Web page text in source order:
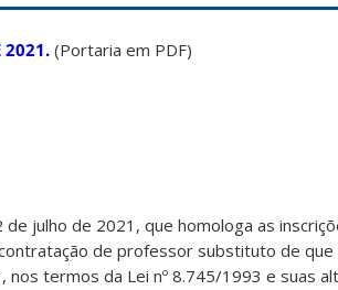
2021. (Portaria em PDF)
julho de 2021, que homologa as
de professor substituto de que
termos da Lei nº 8.745/1993 e suas